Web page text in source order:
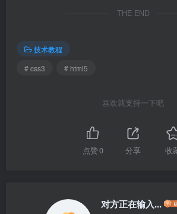
THE END
技术教程
# css3
# html5
喜欢就支持一下吧
点赞0 分享 收
对方正在输入...